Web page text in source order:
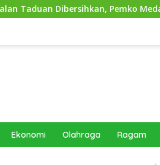
Pemko Medan Siapkan
Ekonomi Olahraga Ragam